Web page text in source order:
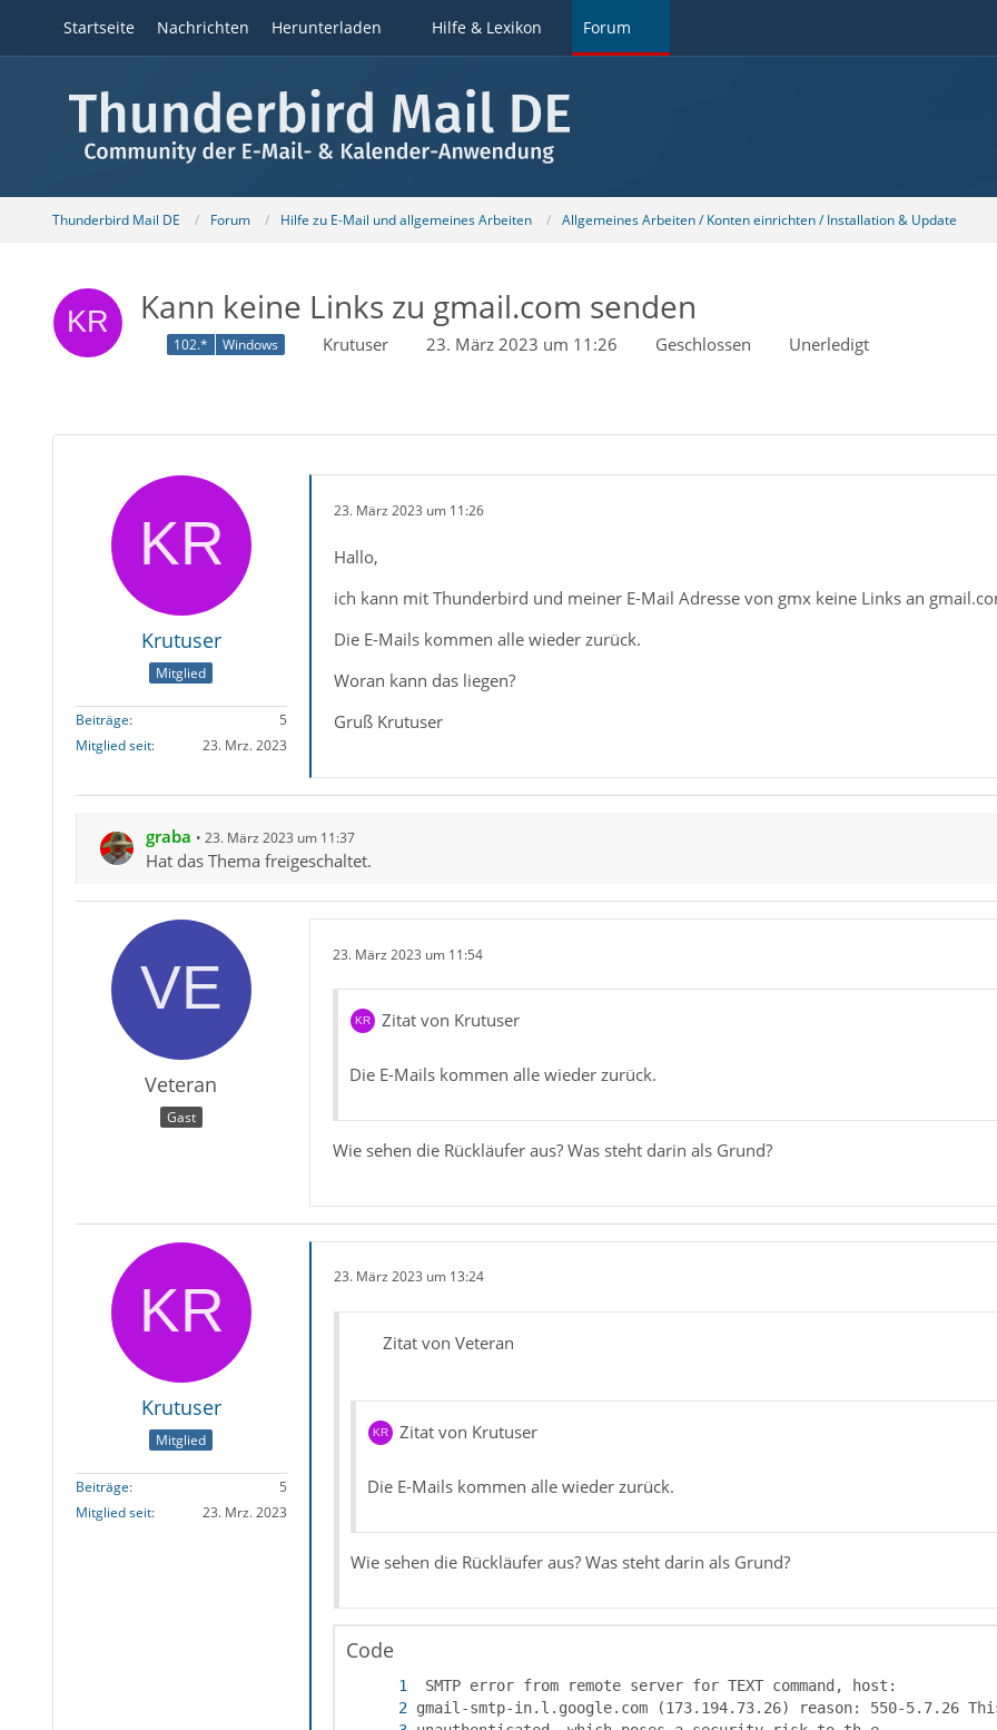
Startseite Nachrichten Herunterladen Hilfe & Lexikon Forum
Thunderbird Mail DE Forum Hilfe zu E-Mail und allgemeines Arbeiten Allgemeines Arbeiten / Konten einrichten / Installation & Update
Kann keine Links zu gmail.com senden
102.* Windows Krutuser 23. März 2023 um 11:26 Geschlossen Unerledigt
Krutuser
Mitglied
Beiträge
5
Mitglied seit
23. Mrz. 2023
23. März 2023 um 11:26
Hallo,
ich kann mit Thunderbird und meiner E-Mail Adresse von gmx keine Links an
Die E-Mails kommen alle wieder zurück.
Woran kann das liegen?
Gruß Krutuser
graba 23. März 2023 um 11:37
Hat das Thema freigeschaltet.
Veteran
Gast
23. März 2023 um 11:54
Zitat von Krutuser
Die E-Mails kommen alle wieder zurück.
Wie sehen die Rückläufer aus? Was steht darin als Grund?
Krutuser
Mitglied
Beiträge
5
Mitglied seit
23. Mrz. 2023
23. März 2023 um 13:24
Zitat von Veteran
Zitat von Krutuser
Die E-Mails kommen alle wieder zurück.
Wie sehen die Rückläufer aus? Was steht darin als Grund?
Code